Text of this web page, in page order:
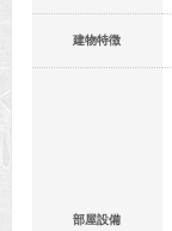
建物特徴
部屋設備